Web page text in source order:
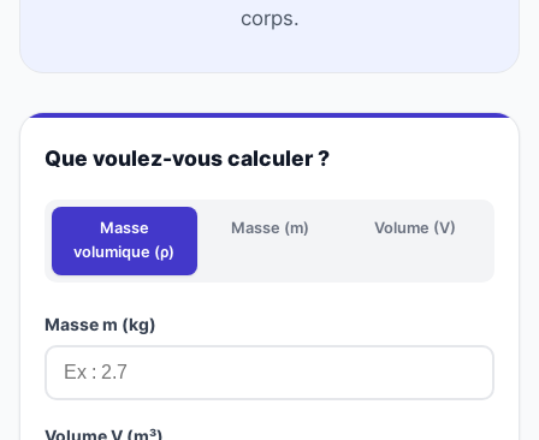
corps.
Que voulez-vous calculer ?
Masse
volumique (ρ)
Masse (m) Volume (V)
Masse m (kg)
Volume V (m³)